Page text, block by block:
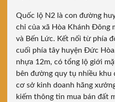
Quốc lộ N2 là con đường
chỉ của xã Hòa Khánh Đông
và Bến Lức. Kết nối từ phía
cuối phía tây huyện Đức
nhựa 12m, có tổng lộ giới
bên đường quy tụ nhiều khu
cơ sở kinh doanh hãng
kiếm thông tin mua bán đất